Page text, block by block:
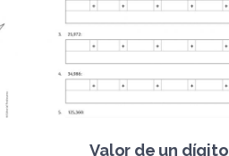
Valor de un dígito